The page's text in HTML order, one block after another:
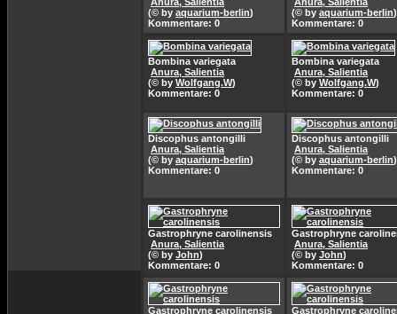
(© by aquarium-berlin)
Kommentare: 0
(© by aquarium-berlin)
Kommentare: 0
Bombina variegata
Anura, Salientia
(© by Wolfgang.W)
Kommentare: 0
Bombina variegata
Anura, Salientia
(© by Wolfgang.W)
Kommentare: 0
Discophus antongilli
Anura, Salientia
(© by aquarium-berlin)
Kommentare: 0
Discophus antongilli
Anura, Salientia
(© by aquarium-berlin)
Kommentare: 0
Gastrophryne carolinensis
Anura, Salientia
(© by John)
Kommentare: 0
Gastrophryne
Anura, Salientia
(© by John)
Kommentare: 0
Gastrophryne carolinensis
Gastrophryne